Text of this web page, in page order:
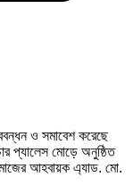
ও সমাবেশ করেছে
প্যালেস মোড়ে অনুষ্ঠিত
আহবায়ক এ্যাড. মো.